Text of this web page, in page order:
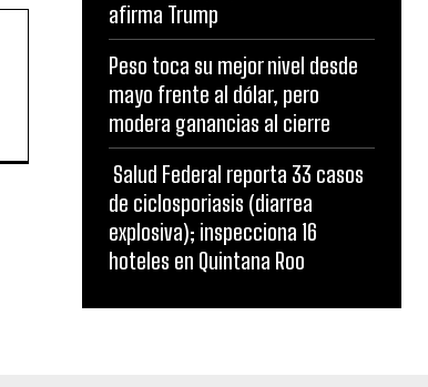
afirma Trump
Peso toca su mejor nivel desde
mayo frente al dólar, pero
modera ganancias al cierre
Salud Federal reporta 33 casos
de ciclosporiasis (diarrea
explosiva); inspecciona 16
hoteles en Quintana Roo